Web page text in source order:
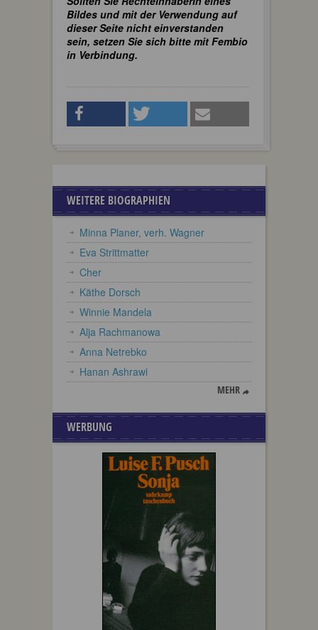
Bildes und mit der Verwendung auf
dieser Seite nicht einverstanden
sein, setzen Sie sich bitte mit Fembio
in Verbindung.
WEITERE BIOGRAPHIEN
Minna Planer, verh. Wagner
Eva Strittmatter
Cher
Käthe Dorsch
Winnie Mandela
Alja Rachmanowa
Anna Netrebko
Hanan Ashrawi
MEHR
WERBUNG